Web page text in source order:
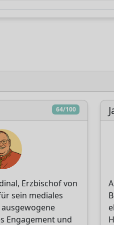
64/100
Erzbischof von
sein mediales
Engagement und
hinter
um weiterhin
Unabhängige
Analyse